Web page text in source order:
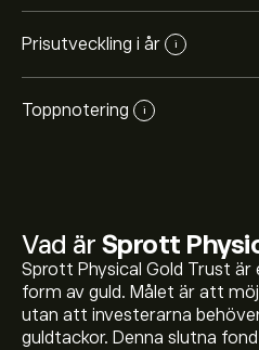
Prisutveckling i år i
Toppnotering i
Vad är Sprott
Sprott Physical Gold Trust är
form av guld. Målet är att
utan att investerarna
guldtackor. Denna slutna